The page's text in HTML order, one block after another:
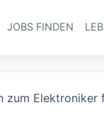
JOBS FINDEN
zum